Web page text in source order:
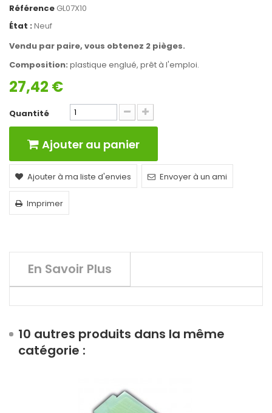
Référence GL07X10
État :Neuf
Vendu par paire, vous obtenez 2 pièges.
Composition: plastique englué, prêt à l'emploi.
27,42 €
Quantité
Ajouter au panier
Ajouter à ma liste d'envies Envoyer à un ami
Imprimer
En Savoir Plus
10 autres produits dans la même
catégorie :